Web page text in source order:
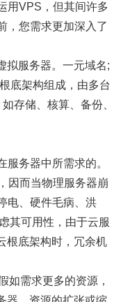
用VPS，但其间许多
，您需求更加深入了
拟服务器。一元域名;
底架构组成，由多台
存储、核算、备份、
务器中所需求的。
因而当物理服务器崩
电、硬件毛病、洪
其可用性，由于云服
根底架构时，冗余机
如需求更多的资源，